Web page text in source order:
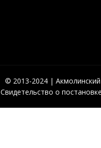
© 2013-2024 | Акмолинский
Свидетельство о